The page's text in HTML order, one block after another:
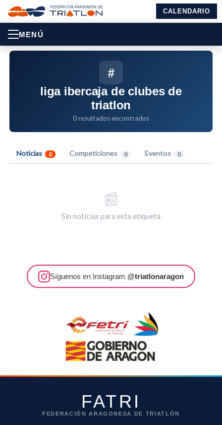
CALENDARIO
MENÚ
#
liga ibercaja de clubes de
triatlon
0 resultados encontrados
Noticias 0 Competiciones 0 Eventos 0
📰
Sin noticias para esta etiqueta
Síguenos en Instagram @triatlonaragon
FATRI
FEDERACIÓN ARAGONESA DE TRIATLÓN